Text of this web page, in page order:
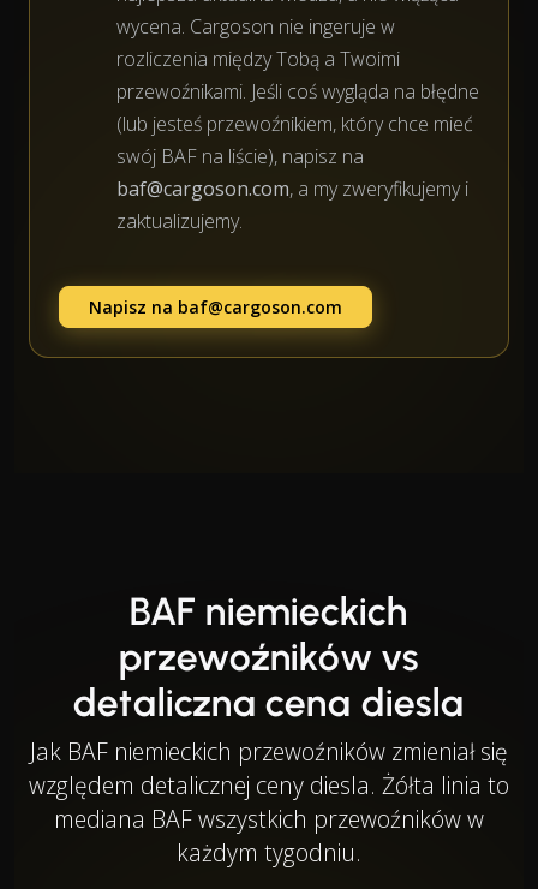
wycena. Cargoson nie ingeruje w
rozliczenia między Tobą a Twoimi
przewoźnikami. Jeśli coś wygląda na błędne
(lub jesteś przewoźnikiem, który chce mieć
swój BAF na liście), napisz na
baf@cargoson.com, a my zweryfikujemy i
zaktualizujemy.
Napisz na baf@cargoson.com
BAF niemieckich
przewoźników vs
detaliczna cena diesla
Jak BAF niemieckich przewoźników zmieniał się
względem detalicznej ceny diesla. Żółta linia to
mediana BAF wszystkich przewoźników w
każdym tygodniu.